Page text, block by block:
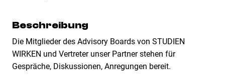
Beschreibung
Die Mitglieder des Advisory Boards von STUDIEN
WIRKEN und Vertreter unser Partner stehen für
Gespräche, Diskussionen, Anregungen bereit.